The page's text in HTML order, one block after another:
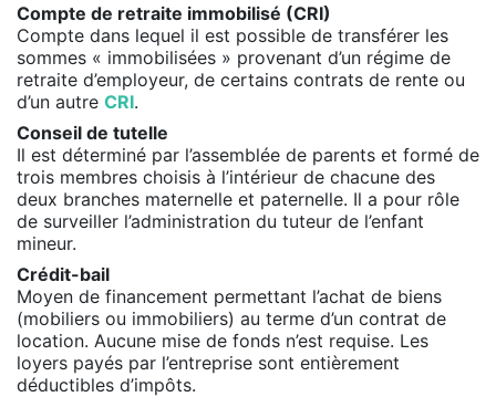
Compte de retraite immobilisé (CRI)
Compte dans lequel il est possible de transférer les
sommes « immobilisées » provenant d’un régime de
retraite d’employeur, de certains contrats de rente ou
d’un autre CRI.
Conseil de tutelle
Il est déterminé par l’assemblée de parents et formé de
trois membres choisis à l’intérieur de chacune des
deux branches maternelle et paternelle. Il a pour rôle
de surveiller l’administration du tuteur de l’enfant
mineur.
Crédit-bail
Moyen de financement permettant l’achat de biens
(mobiliers ou immobiliers) au terme d’un contrat de
location. Aucune mise de fonds n’est requise. Les
loyers payés par l’entreprise sont entièrement
déductibles d’impôts.